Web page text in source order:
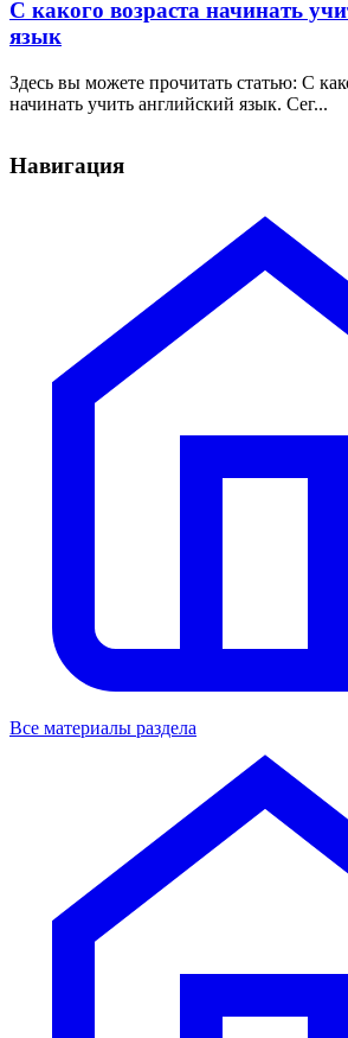
С какого возраста начинать
язык
Здесь вы можете прочитать статью: С
начинать учить английский язык. Сег...
Навигация
Все материалы раздела